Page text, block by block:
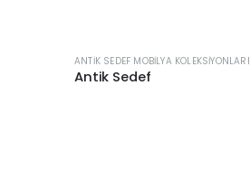
ANTIK SEDEF MOBILYA KOLEKSIYONLARI
Antik Sedef